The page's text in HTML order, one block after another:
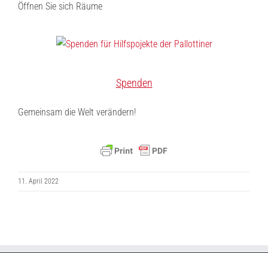
Öffnen Sie sich Räume
Spenden
Gemeinsam die Welt verändern!
11. April 2022